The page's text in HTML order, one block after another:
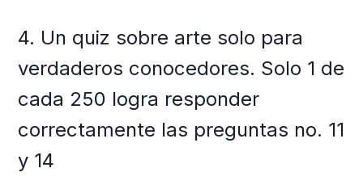
4. Un quiz sobre arte solo para
verdaderos conocedores. Solo 1 de
cada 250 logra responder
correctamente las preguntas no. 11
y 14